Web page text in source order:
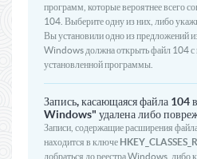
программ, которые вероятнее всего
104. Выберите одну из них, либо
Вы установили одно из предложений
Windows должна открыть файл 104
установленной программы.
Запись, касающаяся файла 104
Windows" удалена либо
Записи, содержащие расширения
находится в ключе
добраться до реестра Windows, либо